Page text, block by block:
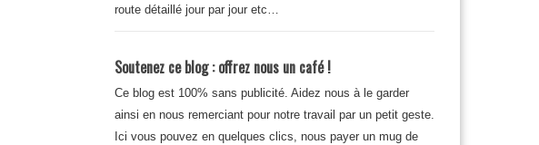
route détaillé jour par jour etc…
Soutenez ce blog : offrez nous un café !
Ce blog est 100% sans publicité. Aidez nous à le garder
ainsi en nous remerciant pour notre travail par un petit geste.
Ici vous pouvez en quelques clics, nous payer un mug de